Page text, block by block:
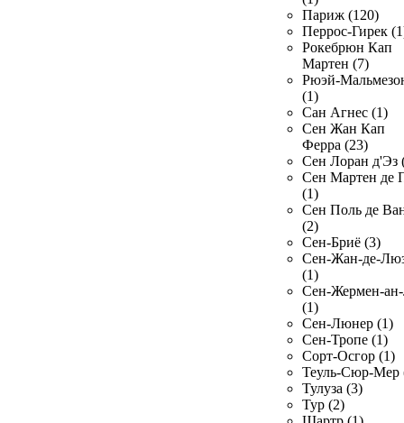
Париж (120)
Перрос-Гирек
Рокебрюн Кап
Мартен (7)
Рюэй-
(1)
Сан Агнес (1)
Сен Жан Кап
Ферра (23)
Сен Лоран д'Эз
Сен Мартен де
(1)
Сен Поль де
(2)
Сен-Бриё (3)
Сен-Жан-де-
(1)
Сен-Жермен-
(1)
Сен-Люнер (1)
Сен-Тропе (1)
Сорт-Осгор (1)
Теуль-Сюр-Мер
Тулуза (3)
Тур (2)